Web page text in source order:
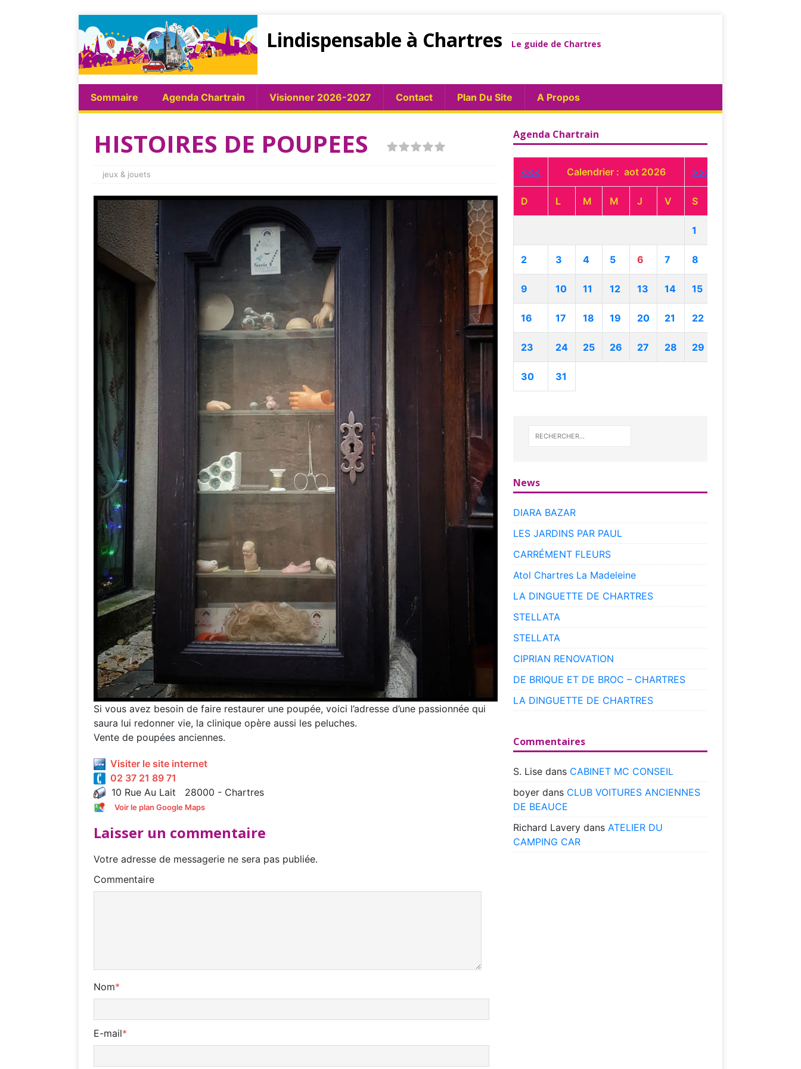
Lindispensable à Chartres Le guide de Chartres
Sommaire Agenda Chartrain Visionner 2026-2027 Contact Plan Du Site A Propos
HISTOIRES DE POUPEES
jeux & jouets
Si vous avez besoin de faire restaurer une poupée, voici l’adresse d’une passionnée qui
saura lui redonner vie, la clinique opère aussi les peluches.
Vente de poupées anciennes.
Visiter le site internet
02 37 21 89 71
10 Rue Au Lait 28000 - Chartres
Voir le plan Google Maps
Laisser un commentaire
Votre adresse de messagerie ne sera pas publiée.
Commentaire
Nom*
E-mail*
Agenda Chartrain
<<< Calendrier : aot 2026 >>>
D L M M J V S
1
2 3 4 5 6 7 8
9 10 11 12 13 14 15
16 17 18 19 20 21 22
23 24 25 26 27 28 29
30 31
News
DIARA BAZAR
LES JARDINS PAR PAUL
CARRÉMENT FLEURS
Atol Chartres La Madeleine
LA DINGUETTE DE CHARTRES
STELLATA
STELLATA
CIPRIAN RENOVATION
DE BRIQUE ET DE BROC – CHARTRES
LA DINGUETTE DE CHARTRES
Commentaires
S. Lisedans CABINET MC CONSEIL
boyerdans CLUB VOITURES ANCIENNES
DE BEAUCE
Richard Laverydans ATELIER DU
CAMPING CAR